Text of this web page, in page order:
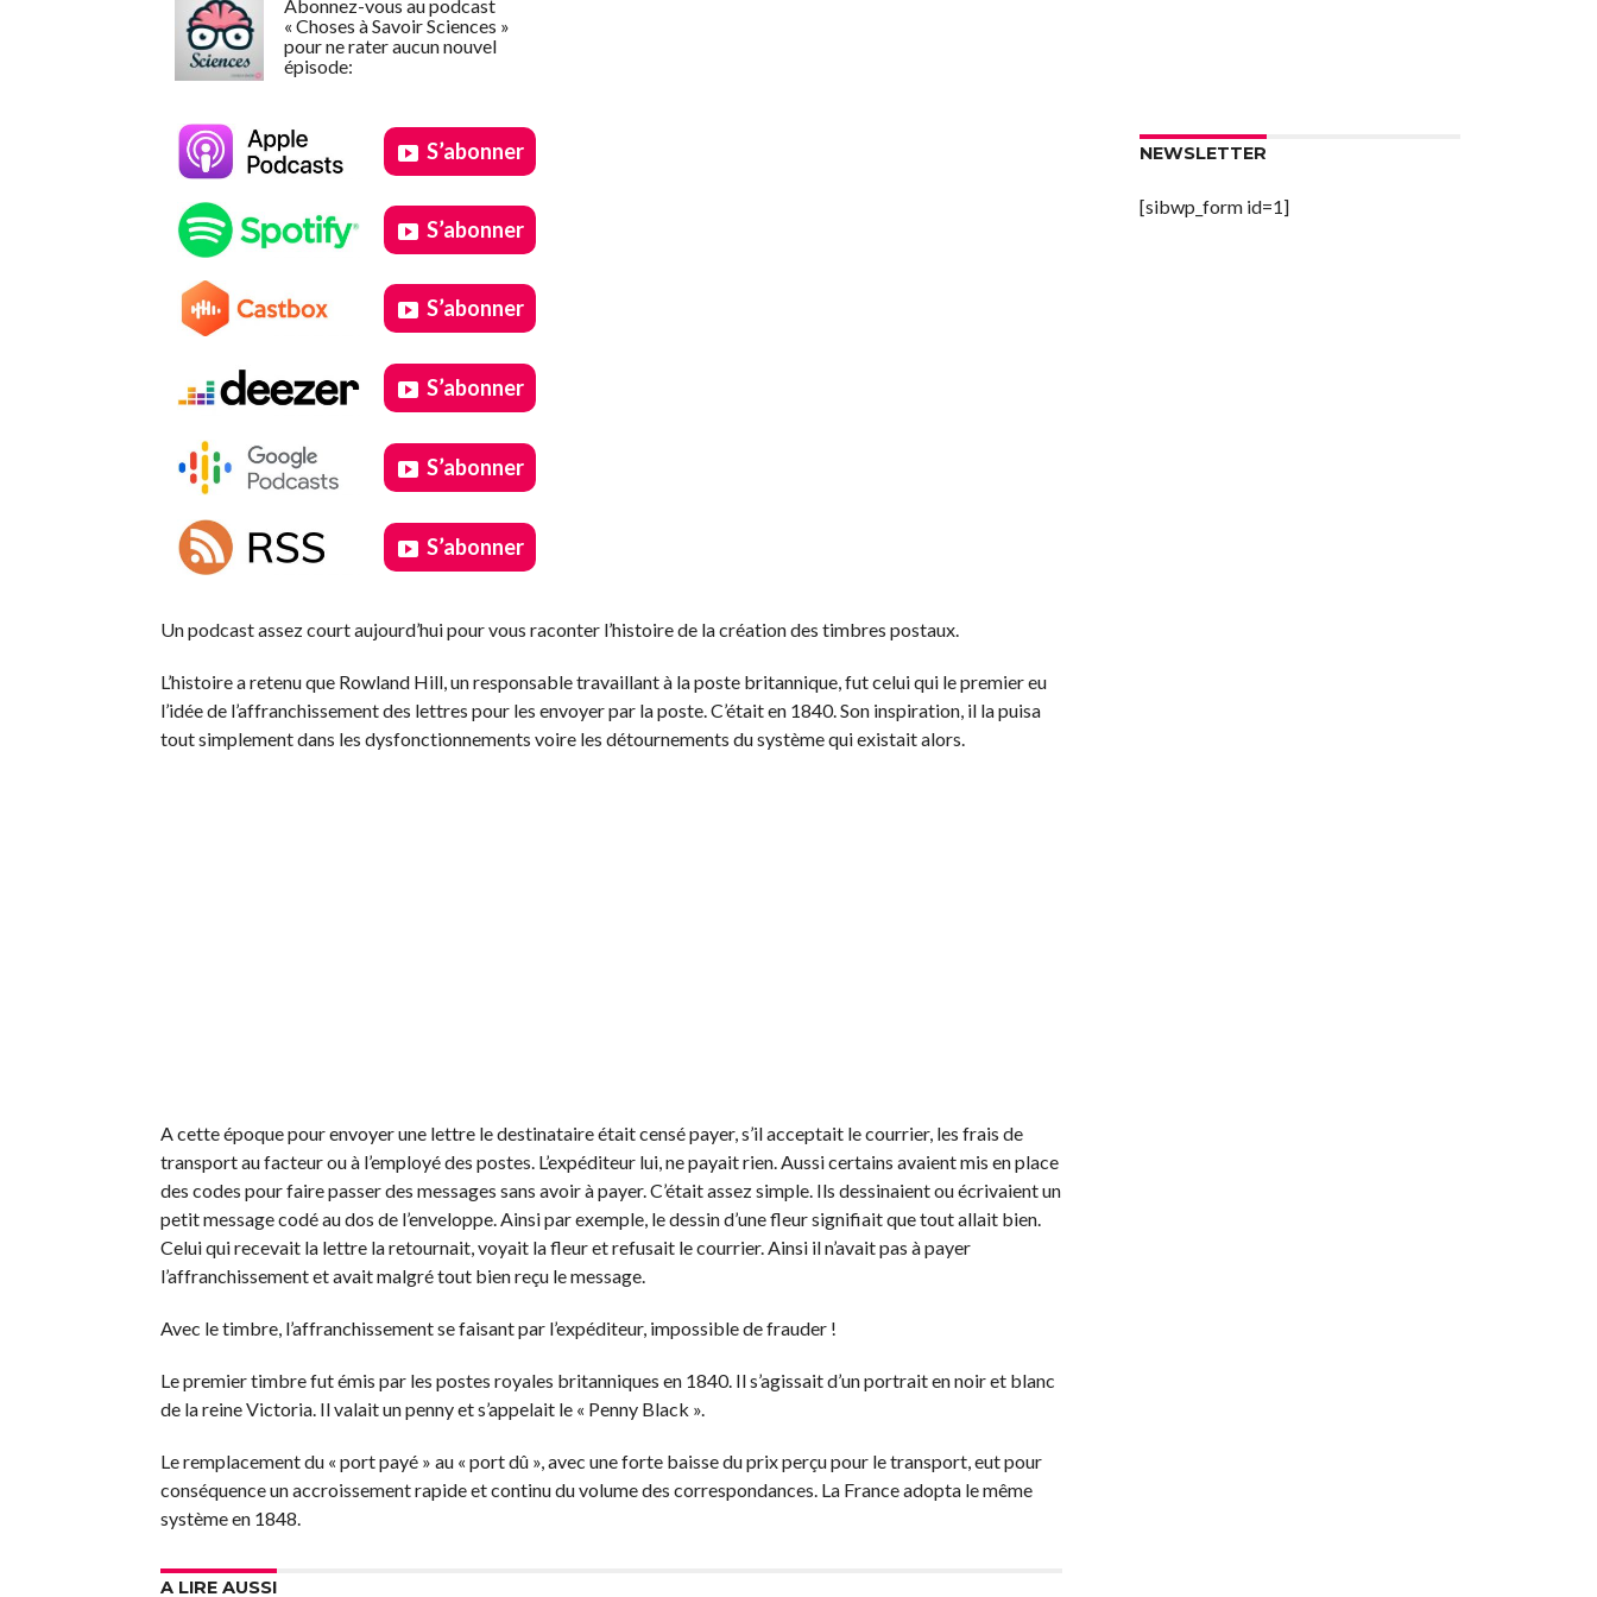
Abonnez-vous au podcast
« Choses à Savoir Sciences »
pour ne rater aucun nouvel
épisode:
S’abonner
S’abonner
S’abonner
S’abonner
S’abonner
S’abonner
Un podcast assez court aujourd’hui pour vous raconter l’histoire de la création des timbres postaux.
L’histoire a retenu que Rowland Hill, un responsable travaillant à la poste britannique, fut celui qui le premier eu
l’idée de l’affranchissement des lettres pour les envoyer par la poste. C’était en 1840. Son inspiration, il la puisa
tout simplement dans les dysfonctionnements voire les détournements du système qui existait alors.
A cette époque pour envoyer une lettre le destinataire était censé payer, s’il acceptait le courrier, les frais de
transport au facteur ou à l’employé des postes. L’expéditeur lui, ne payait rien. Aussi certains avaient mis en place
des codes pour faire passer des messages sans avoir à payer. C’était assez simple. Ils dessinaient ou écrivaient un
petit message codé au dos de l’enveloppe. Ainsi par exemple, le dessin d’une fleur signifiait que tout allait bien.
Celui qui recevait la lettre la retournait, voyait la fleur et refusait le courrier. Ainsi il n’avait pas à payer
l’affranchissement et avait malgré tout bien reçu le message.
Avec le timbre, l’affranchissement se faisant par l’expéditeur, impossible de frauder !
Le premier timbre fut émis par les postes royales britanniques en 1840. Il s’agissait d’un portrait en noir et blanc
de la reine Victoria. Il valait un penny et s’appelait le « Penny Black ».
Le remplacement du « port payé » au « port dû », avec une forte baisse du prix perçu pour le transport, eut pour
conséquence un accroissement rapide et continu du volume des correspondances. La France adopta le même
système en 1848.
A LIRE AUSSI
NEWSLETTER
[sibwp_form id=1]